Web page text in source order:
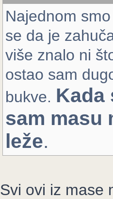
Najednom
se da je
više znalo ni
ostao sam
bukve. Kada
sam masu
leže.
Svi ovi iz mase